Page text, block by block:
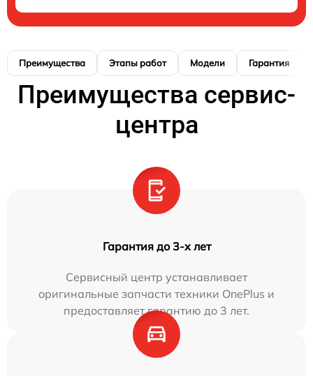
Преимущества Этапы работ Модели Гарантия
Преимущества сервис-
центра
Гарантия до 3-х лет
Сервисный центр устанавливает
оригинальные запчасти техники OnePlus и
предоставляет гарантию до 3 лет.